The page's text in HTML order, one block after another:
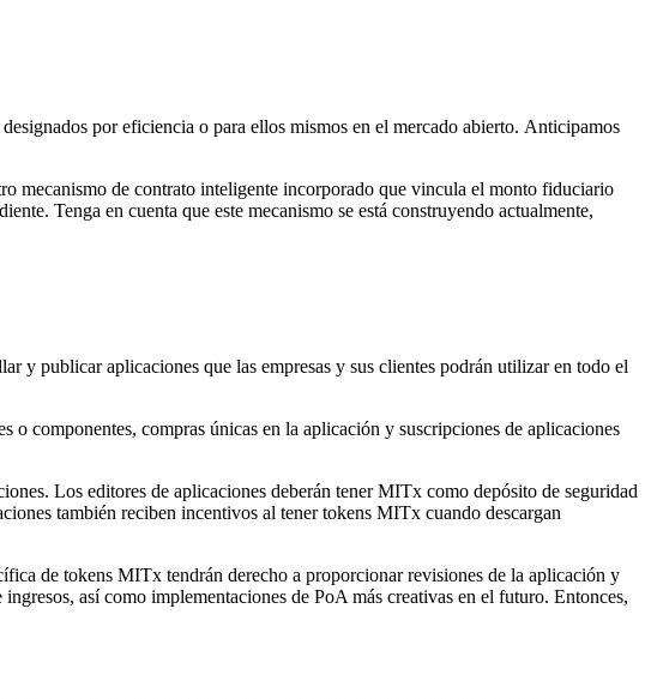
por eficiencia o para ellos mismos en el mercado abierto. Anticipamos
mecanismo de contrato inteligente incorporado que vincula el monto fiduciario
Tenga en cuenta que este mecanismo se está construyendo actualmente,
y publicar aplicaciones que las empresas y sus clientes podrán utilizar en todo el
o componentes, compras únicas en la aplicación y suscripciones de aplicaciones
Los editores de aplicaciones deberán tener MITx como depósito de seguridad
también reciben incentivos al tener tokens MITx cuando descargan
de tokens MITx tendrán derecho a proporcionar revisiones de la aplicación y
así como implementaciones de PoA más creativas en el futuro. Entonces,